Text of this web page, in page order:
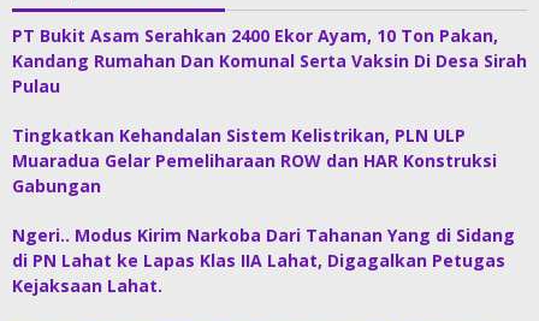
PT Bukit Asam Serahkan 2400 Ekor Ayam, 10 Ton Pakan,
Kandang Rumahan Dan Komunal Serta Vaksin Di Desa Sirah
Pulau
Tingkatkan Kehandalan Sistem Kelistrikan, PLN ULP
Muaradua Gelar Pemeliharaan ROW dan HAR Konstruksi
Gabungan
Ngeri.. Modus Kirim Narkoba Dari Tahanan Yang di Sidang
di PN Lahat ke Lapas Klas IIA Lahat, Digagalkan Petugas
Kejaksaan Lahat.